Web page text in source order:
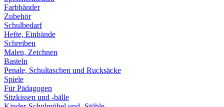
Farbbänder
Zubehör
Schulbedarf
Hefte, Einbände
Schreiben
Malen, Zeichnen
Basteln
Penale, Schultaschen und Rucksäcke
Spiele
Für Pädagogen
Sitzkissen und -bälle